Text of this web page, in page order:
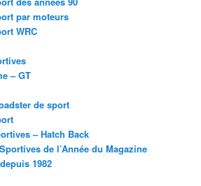
par moteurs
WRC
– GT
de sport
– Hatch Back
de l’Année du Magazine
1982